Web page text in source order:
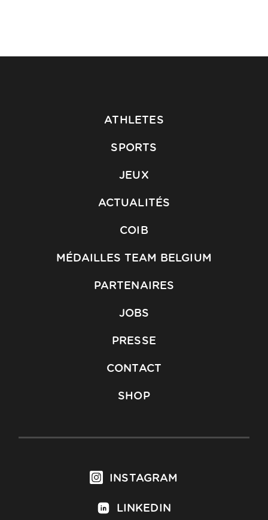
ATHLETES
SPORTS
JEUX
ACTUALITÉS
COIB
MÉDAILLES TEAM BELGIUM
PARTENAIRES
JOBS
PRESSE
CONTACT
SHOP
INSTAGRAM
LINKEDIN